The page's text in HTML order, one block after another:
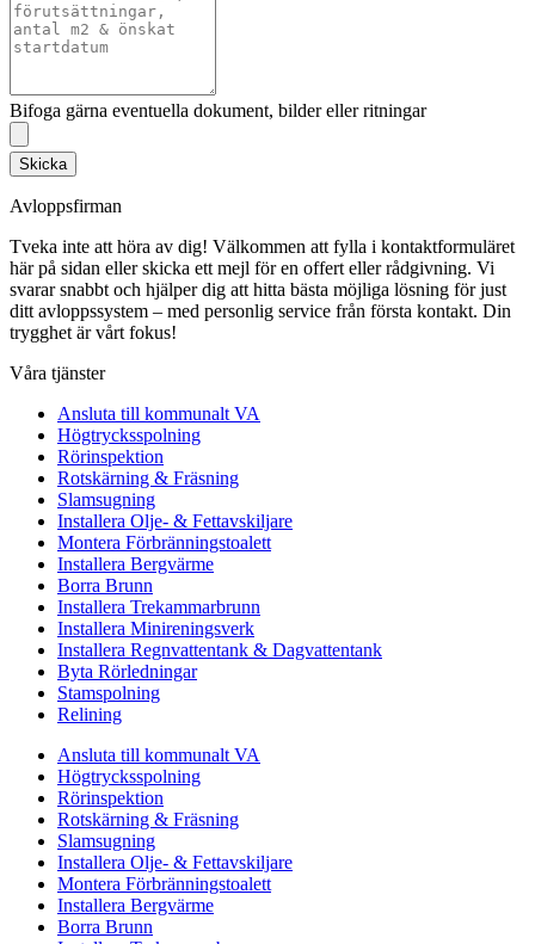
Bifoga gärna eventuella dokument, bilder eller ritningar
Skicka
Avloppsfirman
Tveka inte att höra av dig! Välkommen att fylla i kontaktformuläret
här på sidan eller skicka ett mejl för en offert eller rådgivning. Vi
svarar snabbt och hjälper dig att hitta bästa möjliga lösning för just
ditt avloppssystem – med personlig service från första kontakt. Din
trygghet är vårt fokus!
Våra tjänster
Ansluta till kommunalt VA
Högtrycksspolning
Rörinspektion
Rotskärning & Fräsning
Slamsugning
Installera Olje- & Fettavskiljare
Montera Förbränningstoalett
Installera Bergvärme
Borra Brunn
Installera Trekammarbrunn
Installera Minireningsverk
Installera Regnvattentank & Dagvattentank
Byta Rörledningar
Stamspolning
Relining
Ansluta till kommunalt VA
Högtrycksspolning
Rörinspektion
Rotskärning & Fräsning
Slamsugning
Installera Olje- & Fettavskiljare
Montera Förbränningstoalett
Installera Bergvärme
Borra Brunn